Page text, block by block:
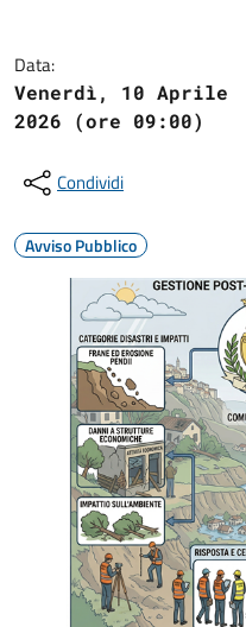
Data:
Venerdì, 10 Aprile
2026 (ore 09:00)
Condividi
Avviso Pubblico